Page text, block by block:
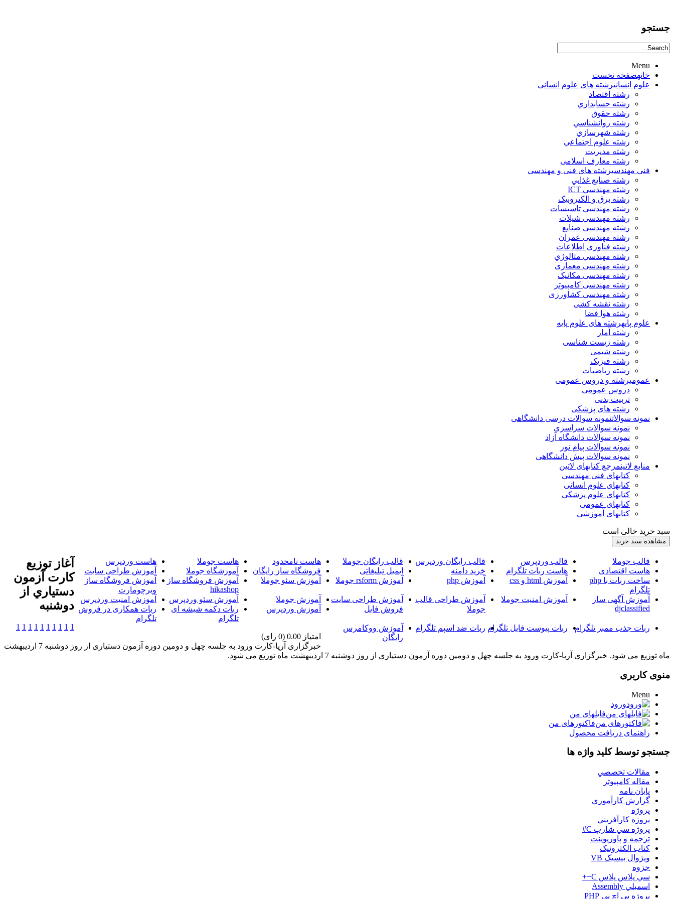
جستجو
Menu
خانهصفحه نخست
علوم انسانيرشته های علوم انسانی
رشته اقتصاد
رشته حسابداري
رشته حقوق
رشته روانشناسي
رشته شهرسازي
رشته علوم اجتماعي
رشته مديريت
رشته معارف اسلامی
فنی مهندسیرشته های فنی و مهندسی
رشته صنايع غذايي
رشته مهندسي ICT
رشته برق و الکترونيک
رشته مهندسي تاسيسات
رشته مهندسی شیلات
رشته مهندسی صنایع
رشته مهندسی عمران
رشته فناوری اطلاعات
رشته مهندسي متالوژي
رشته مهندسی معماری
رشته مهندسی مکانیک
رشته مهندسی کامپیوتر
رشته مهندسی کشاورزی
رشته نقشه کشی
رشته هوا فضا
علوم پایهرشته های علوم پایه
رشته آمار
رشته زیست شناسی
رشته شیمی
رشته فیزیک
رشته ریاضیات
عمومیرشته و دروس عمومی
دروس عمومی
تربیت بدنی
رشته های پزشکی
نمونه سوالاتنمونه سوالات درسی دانشگاهی
نمونه سوالات سراسری
نمونه سوالات دانشگاه آزاد
نمونه سوالات پیام نور
نمونه سوالات پیش دانشگاهی
منابع لاتینمرجع کتابهای لاتین
کتابهای فنی مهندسی
کتابهای علوم انسانی
کتابهای علوم پزشکی
کتابهای عمومی
کتابهای آموزشی
سبد خرید خالی است
قالب جوملا قالب وردپرس قالب رایگان وردپرس قالب رایگان جوملا هاست نامحدود هاست جوملا
هاست وردپرس
هاست اقتصادی
هاست ربات تلگرام خرید دامنه ایمیل تبلیغاتی فروشگاه ساز رایگان آموزشگاه جوملا
آموزش طراحی سایت
ساخت ربات با php
تلگرام
آموزش html و css آموزش php آموزش rsform جوملا آموزش سئو جوملا
آموزش فروشگاه ساز
hikashop
آموزش فروشگاه ساز
ویرچومارت
آموزش آگهی ساز
djclassified
آموزش امنیت جوملا
آموزش طراحی قالب
جوملا
آموزش طراحی سایت
فروش فایل
آموزش جوملا آموزش سئو وردپرس
آموزش امنیت وردپرس
آموزش وردپرس
ربات دکمه شیشه ای
تلگرام
ربات همکاری در فروش
تلگرام
ربات جذب ممبر تلگرام
ربات پیوست فایل تلگرام ربات ضد اسپم تلگرام
آموزش ووکامرس
رایگان
آغاز توزيع
کارت آزمون
دستياري از
دوشنبه
1
1
1
1
1
1
1
1
1
1
امتیاز 0.00 (0 رای)
خبرگزاری آریا-کارت ورود به جلسه چهل و دومین دوره آزمون دستیاری از روز دوشنبه 7 اردیبهشت
ماه توزیع می شود. خبرگزاری آریا-کارت ورود به جلسه چهل و دومین دوره آزمون دستیاری از روز دوشنبه 7 اردیبهشت ماه توزیع می شود.
منوی کاربری
Menu
ورود
فایلهای من
فاکتورهای من
راهنمای دریافت محصول
جستجو توسط کلید واژه ها
مقالات تخصصي
مقاله کامپیوتر
پایان نامه
گزارش کارآموزي
پروژه
پروژه کارآفريني
پروژه سي شارپ C#
ترجمه و پاورپوينت
کتاب الکترونيک
ويژوال بيسيک VB
جزوه
سي پلاس پلاس C++
اسمبلي Assembly
پروژه پي اچ پي PHP